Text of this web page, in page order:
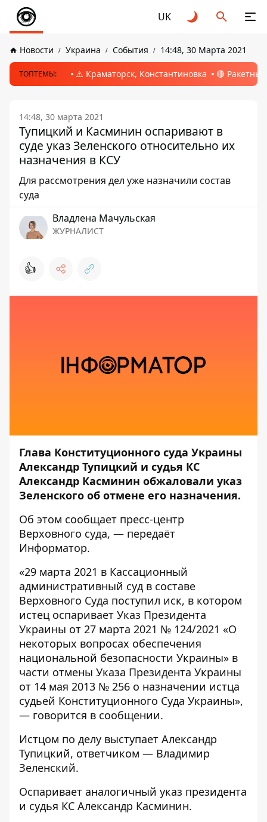
UK
Новости Украина События 14:48, 30 Марта 2021
ТОПТЕМЫ: ⚠️ Краматорск, Константиновка 🔴
14:48, 30 марта 2021
Тупицкий и Касминин оспаривают в
суде указ Зеленского относительно их
назначения в КСУ
Для рассмотрения дел уже назначили состав
суда
Владлена Мачульская
ЖУРНАЛИСТ
👍
Глава Конституционного суда Украины
Александр Тупицкий и судья КС
Александр Касминин обжаловали указ
Зеленского об отмене его назначения.
Об этом сообщает пресс-центр
Верховного суда, — передаёт
Информатор.
«29 марта 2021 в Кассационный
административный суд в составе
Верховного Суда поступил иск, в котором
истец оспаривает Указ Президента
Украины от 27 марта 2021 № 124/2021 «О
некоторых вопросах обеспечения
национальной безопасности Украины» в
части отмены Указа Президента Украины
от 14 мая 2013 № 256 о назначении истца
судьей Конституционного Суда Украины»,
— говорится в сообщении.
Истцом по делу выступает Александр
Тупицкий, ответчиком — Владимир
Зеленский.
Оспаривает аналогичный указ президента
и судья КС Александр Касминин.